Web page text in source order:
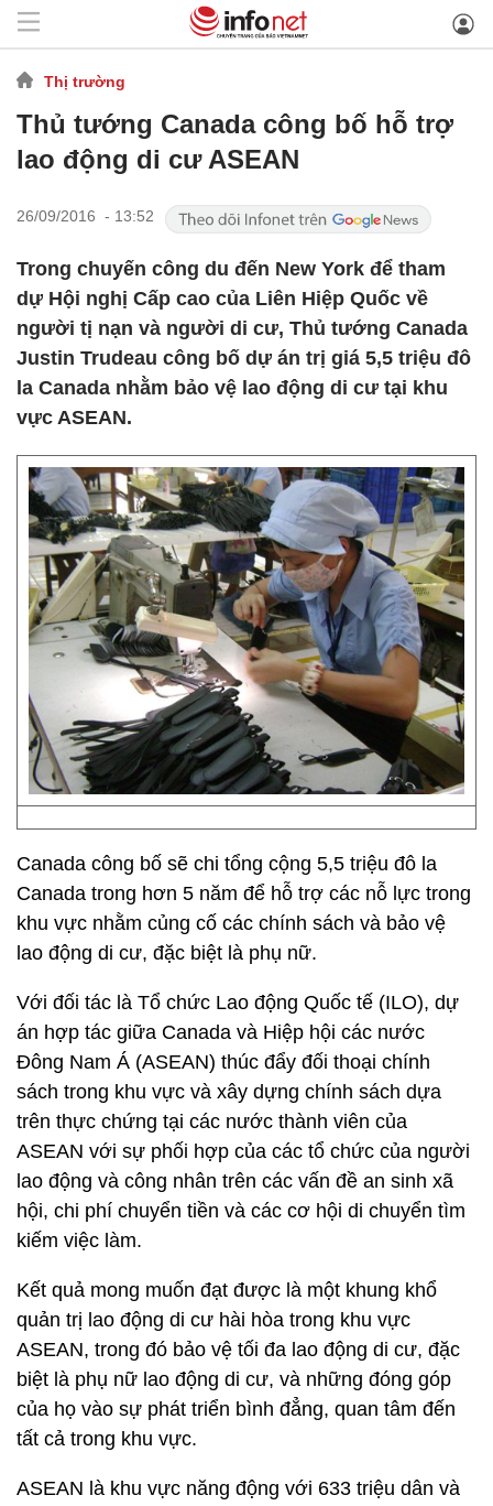
Thị trường
Thủ tướng Canada công bố hỗ trợ
lao động di cư ASEAN
26/09/2016 - 13:52
Trong chuyến công du đến New York để tham
dự Hội nghị Cấp cao của Liên Hiệp Quốc về
người tị nạn và người di cư, Thủ tướng Canada
Justin Trudeau công bố dự án trị giá 5,5 triệu đô
la Canada nhằm bảo vệ lao động di cư tại khu
vực ASEAN.
Canada công bố sẽ chi tổng cộng 5,5 triệu đô la
Canada trong hơn 5 năm để hỗ trợ các nỗ lực trong
khu vực nhằm củng cố các chính sách và bảo vệ
lao động di cư, đặc biệt là phụ nữ.
Với đối tác là Tổ chức Lao động Quốc tế (ILO), dự
án hợp tác giữa Canada và Hiệp hội các nước
Đông Nam Á (ASEAN) thúc đẩy đối thoại chính
sách trong khu vực và xây dựng chính sách dựa
trên thực chứng tại các nước thành viên của
ASEAN với sự phối hợp của các tổ chức của người
lao động và công nhân trên các vấn đề an sinh xã
hội, chi phí chuyển tiền và các cơ hội di chuyển tìm
kiếm việc làm.
Kết quả mong muốn đạt được là một khung khổ
quản trị lao động di cư hài hòa trong khu vực
ASEAN, trong đó bảo vệ tối đa lao động di cư, đặc
biệt là phụ nữ lao động di cư, và những đóng góp
của họ vào sự phát triển bình đẳng, quan tâm đến
tất cả trong khu vực.
ASEAN là khu vực năng động với 633 triệu dân và